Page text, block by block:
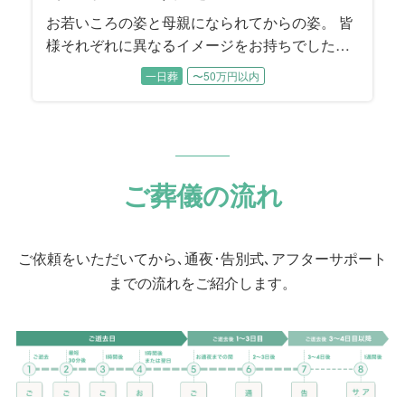
お若いころの姿と母親になられてからの姿。 皆
様それぞれに異なるイメージをお持ちでした。
各時代のお姿をそれぞれにお話しいただきなが
ら、故人様を振り返っていただきました。
一日葬 〜50万円以内
ご葬儀の流れ
ご依頼をいただいてから､通夜･告別式､アフターサポート
までの流れをご紹介します。